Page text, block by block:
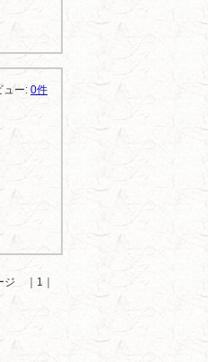
ュー: 0件
ジ ｜1｜